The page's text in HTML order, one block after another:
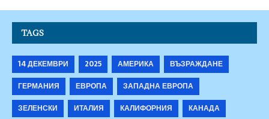
TAGS
14 ДЕКЕМВРИ 2025 АМЕРИКА
ВЪЗРАЖДАНЕ
ГЕРМАНИЯ
ЕВРОПА
ЗАПАДНА ЕВРОПА
ЗЕЛЕНСКИ
ИТАЛИЯ КАЛИФОРНИЯ
КАНАДА